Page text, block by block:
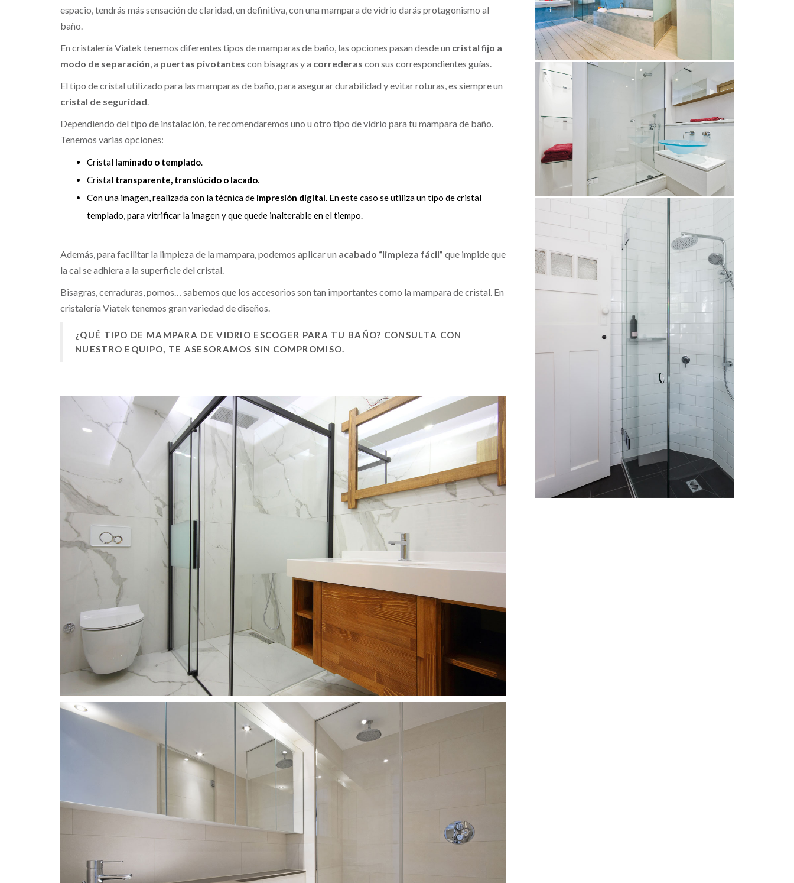
espacio, tendrás más sensación de claridad, en definitiva, con una mampara de vidrio darás protagonismo al
baño.
En cristalería Viatek tenemos diferentes tipos de mamparas de baño, las opciones pasan desde un cristal fijo a
modo de separación , a puertas pivotantes con bisagras y a correderas con sus correspondientes guías.
El tipo de cristal utilizado para las mamparas de baño, para asegurar durabilidad y evitar roturas, es siempre un
cristal de seguridad
Dependiendo del tipo de instalación, te recomendaremos uno u otro tipo de vidrio para tu mampara de baño.
Tenemos varias opciones:
Cristal laminado o templado
Cristal transparente, translúcido o lacado
Con una imagen, realizada con la técnica de impresión digital . En este caso se utiliza un tipo de cristal
templado, para vitrificar la imagen y que quede inalterable en el tiempo.
Además, para facilitar la limpieza de la mampara, podemos aplicar un acabado “limpieza fácil” que impide que
la cal se adhiera a la superficie del cristal.
Bisagras, cerraduras, pomos… sabemos que los accesorios son tan importantes como la mampara de cristal. En
cristalería Viatek tenemos gran variedad de diseños.
¿QUÉ TIPO DE MAMPARA DE VIDRIO ESCOGER PARA TU BAÑO? CONSULTA CON
NUESTRO EQUIPO, TE ASESORAMOS SIN COMPROMISO.